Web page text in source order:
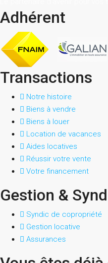
Adhérent
Transactions
Notre histoire
Biens à vendre
Biens à louer
Location de vacances
Aides locatives
Réussir votre vente
Votre financement
Gestion &
Syndic de copropriété
Gestion locative
Assurances